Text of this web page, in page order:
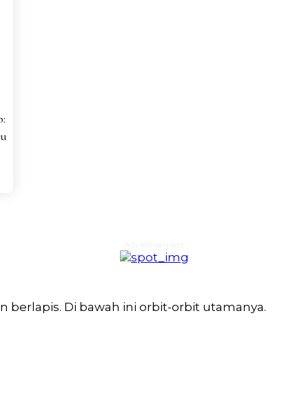
Advertisement
berlapis. Di bawah ini orbit-orbit utamanya.